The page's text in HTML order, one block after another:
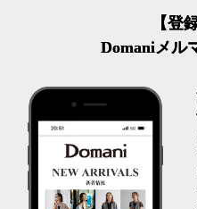
【登
Domaniメル